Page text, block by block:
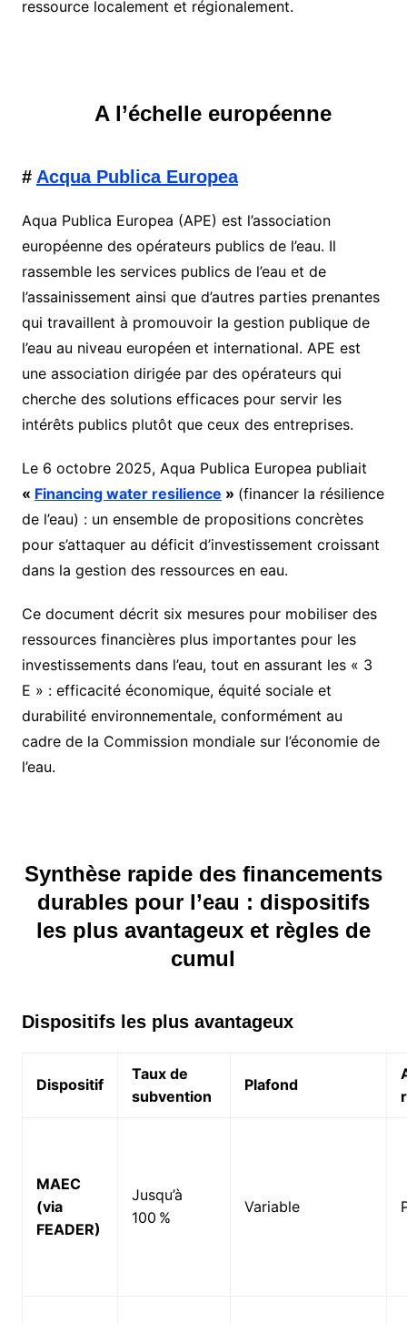
ressource localement et régionalement.
A l’échelle européenne
# Acqua Publica Europea
Aqua Publica Europea (APE) est l’association
européenne des opérateurs publics de l’eau. Il
rassemble les services publics de l’eau et de
l’assainissement ainsi que d’autres parties prenantes
qui travaillent à promouvoir la gestion publique de
l’eau au niveau européen et international. APE est
une association dirigée par des opérateurs qui
cherche des solutions efficaces pour servir les
intérêts publics plutôt que ceux des entreprises.
Le 6 octobre 2025, Aqua Publica Europea publiait
« Financing water resilience » (financer la résilience
de l’eau) : un ensemble de propositions concrètes
pour s’attaquer au déficit d’investissement croissant
dans la gestion des ressources en eau.
Ce document décrit six mesures pour mobiliser des
ressources financières plus importantes pour les
investissements dans l’eau, tout en assurant les « 3
E » : efficacité économique, équité sociale et
durabilité environnementale, conformément au
cadre de la Commission mondiale sur l’économie de
l’eau.
Synthèse rapide des financements
durables pour l’eau : dispositifs
les plus avantageux et règles de
cumul
Dispositifs les plus avantageux
Dispositif
Taux de
subvention
Plafond
MAEC
(via
FEADER)
Jusqu’à
100 %
Variable